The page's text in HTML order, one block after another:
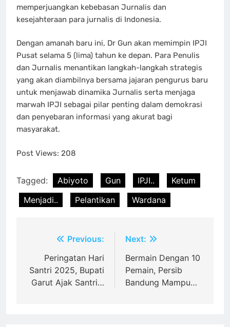
memperjuangkan kebebasan Jurnalis dan
kesejahteraan para jurnalis di Indonesia.
Dengan amanah baru ini, Dr Gun akan memimpin IPJI
Pusat selama 5 (lima) tahun ke depan. Para Penulis
dan Jurnalis menantikan langkah-langkah strategis
yang akan diambilnya bersama jajaran pengurus baru
untuk menjawab dinamika Jurnalis serta menjaga
marwah IPJI sebagai pilar penting dalam demokrasi
dan penyebaran informasi yang akurat bagi
masyarakat.
Post Views: 208
Tagged: Abiyoto Gun IPJI..
Ketum
Menjadi..
Pelantikan Wardana
navigation
Previous:
Peringatan Hari
Santri 2025, Bupati
Garut Ajak Santri…
Next:
Bermain Dengan 10
Pemain, Persib
Bandung Mampu…